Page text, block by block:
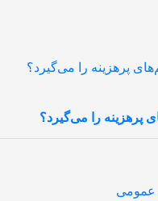
پرهزینه را می‌گیرد؟
عمومی